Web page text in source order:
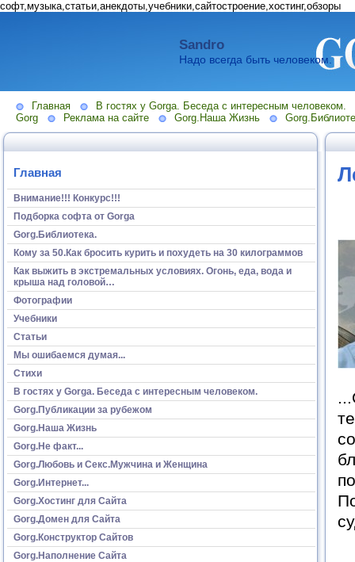
софт,музыка,статьи,анекдоты,учебники,сайтостроение,хостинг,обзоры
Sandro
Надо всегда быть человеком.
Главная
В гостях у Gorga. Беседа с интересным человеком.
Gorg
Реклама на сайте Gorg.Наша Жизнь
Главная
Внимание!!! Конкурс!!!
Подборка софта от Gorga
Gorg.Библиотека.
Кому за 50.Как бросить курить и похудеть на 30 килограммов
Как выжить в экстремальных условиях. Огонь, еда, вода и
крыша над головой…
Фотографии
Учебники
Статьи
Мы ошибаемся думая...
Стихи
В гостях у Gorga. Беседа с интересным человеком.
Gorg.Публикации за рубежом
Gorg.Наша Жизнь
Gorg.Не факт...
Gorg.Любовь и Секс.Мужчина и Женщина
Gorg.Интернет...
Gorg.Хостинг для Сайта
Gorg.Домен для Сайта
Gorg.Конструктор Сайтов
Gorg.Наполнение Сайта